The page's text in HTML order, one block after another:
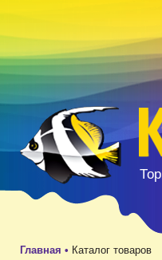
Главная • Каталог товаров